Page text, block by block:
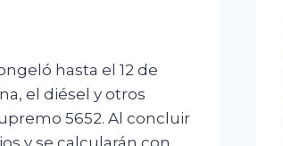
hasta el 12 de
el diésel y otros
5652. Al concluir
y se calcularán con